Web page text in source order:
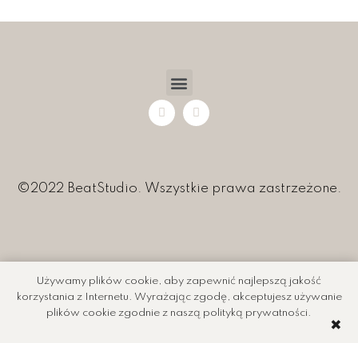
©2022 BeatStudio. Wszystkie prawa zastrzeżone.
Używamy plików cookie, aby zapewnić najlepszą jakość
korzystania z Internetu. Wyrażając zgodę, akceptujesz używanie
plików cookie zgodnie z naszą polityką prywatności.
✖️